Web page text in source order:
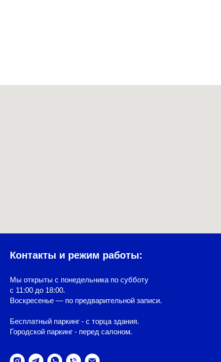
Контакты и режим работы:
Мы открыты с понедельника по субботу
с 11:00 до 18:00.
Воскресенье — по предварительной записи.
Бесплатный паркинг - с торца здания.
Городской паркинг - перед салоном.